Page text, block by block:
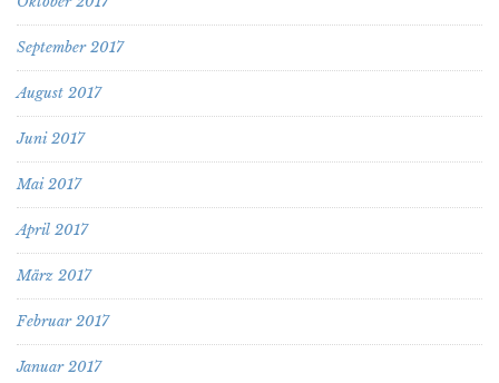
September 2017
August 2017
Juni 2017
Mai 2017
April 2017
März 2017
Februar 2017
Januar 2017